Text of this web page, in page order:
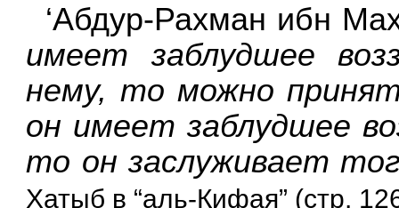
‘Абдур-Рахман ибн
имеет заблудшее
нему, то можно
он имеет заблудшее
то он заслуживает
Хатыб в “аль-Кифая” (стр.